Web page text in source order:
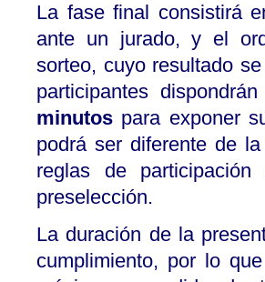
La fase final consistirá
ante un jurado, y el
sorteo, cuyo resultado
participantes
minutos para exponer
podrá ser diferente de
reglas de
preselección.
La duración de la
cumplimiento, por lo